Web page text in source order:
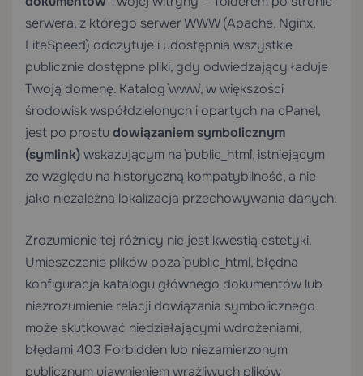
serwera, z którego serwer WWW (Apache, Nginx,
LiteSpeed) odczytuje i udostępnia wszystkie
publicznie dostępne pliki, gdy odwiedzający ładuje
Twoją domenę. Katalog `www`, w większości
środowisk współdzielonych i opartych na cPanel,
jest po prostu dowiązaniem symbolicznym
(symlink)wskazującym na `public_html`, istniejącym
ze względu na historyczną kompatybilność, a nie
jako niezależna lokalizacja przechowywania danych.
Zrozumienie tej różnicy nie jest kwestią estetyki.
Umieszczenie plików poza `public_html`, błędna
konfiguracja katalogu głównego dokumentów lub
niezrozumienie relacji dowiązania symbolicznego
może skutkować niedziałającymi wdrożeniami,
błędami 403 Forbidden lub niezamierzonym
publicznym ujawnieniem wrażliwych plików